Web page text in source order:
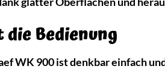
Bedienung
WK 900 ist denkbar einfach